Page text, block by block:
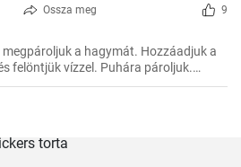
Ossza meg 9
megpároljuk a hagymát. Hozzáadjuk a
felöntjük vízzel. Puhára pároljuk.
a paradicsompürét és főzzük, amíg